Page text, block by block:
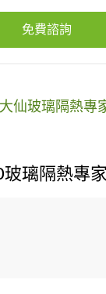
免費諮詢
仙玻璃隔熱專
璃隔熱專